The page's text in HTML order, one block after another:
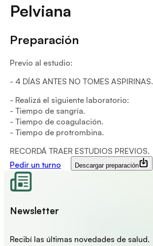
Pelviana
Preparación
Previo al estudio:
- 4 DÍAS ANTES NO TOMES ASPIRINAS.
- Realizá el siguiente laboratorio:
- Tiempo de sangría.
- Tiempo de coagulación.
- Tiempo de protrombina.
RECORDÁ TRAER ESTUDIOS PREVIOS.
Pedir un turno
Descargar preparación
Newsletter
Recibí las últimas novedades de salud.